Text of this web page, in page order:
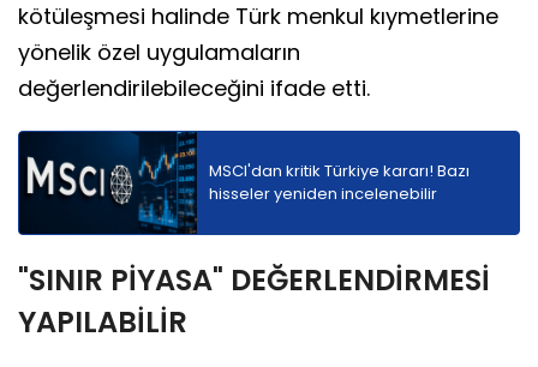
kötüleşmesi halinde Türk menkul kıymetlerine
yönelik özel uygulamaların
değerlendirilebileceğini ifade etti.
MSCI'dan kritik Türkiye kararı! Bazı
hisseler yeniden incelenebilir
"SINIR PİYASA" DEĞERLENDİRMESİ
YAPILABİLİR